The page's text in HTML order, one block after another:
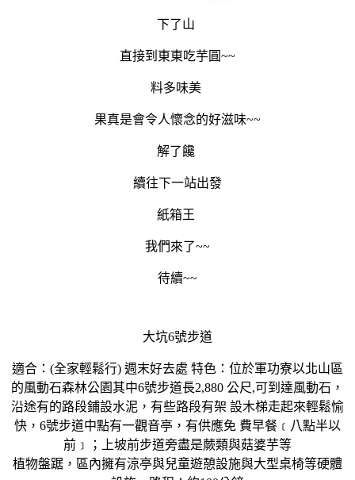
下了山
直接到東東吃芋圓~~
料多味美
果真是會令人懷念的好滋味~~
解了饞
續往下一站出發
紙箱王
我們來了~~
待續~~
大坑6號步道
適合：(全家輕鬆行) 週末好去處 特色：位於軍功寮以北山區
的風動石森林公園其中6號步道長2,880 公尺,可到達風動石，
沿途有的路段鋪設水泥，有些路段有架 設木梯走起來輕鬆愉
快，6號步道中點有一觀音亭，有供應免 費早餐﹝八點半以
前﹞；上坡前步道旁盡是蕨類與菇婆芋等
植物盤踞，區內擁有涼亭與兒童遊憩設施與大型桌椅等硬體